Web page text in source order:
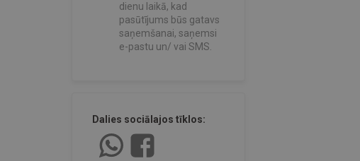
dienu laikā, kad
pasūtījums būs gatavs
saņemšanai, saņemsi
e-pastu un/ vai SMS.
Dalies sociālajos tīklos: